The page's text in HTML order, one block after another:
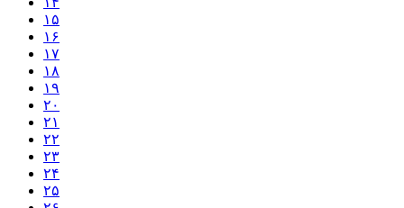
۱۵
۱۶
۱۷
۱۸
۱۹
۲۰
۲۱
۲۲
۲۳
۲۴
۲۵